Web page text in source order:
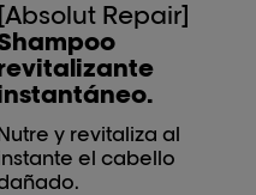
[Absolut Repair]
y revitaliza al
el cabello